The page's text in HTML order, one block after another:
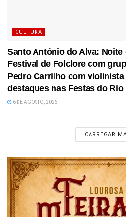
CULTURA
Santo António do Alva: Noite
Festival de Folclore com
Pedro Carrilho com violinista
destaques nas Festas do Rio
6 DE AGOSTO, 2026
CARREGAR